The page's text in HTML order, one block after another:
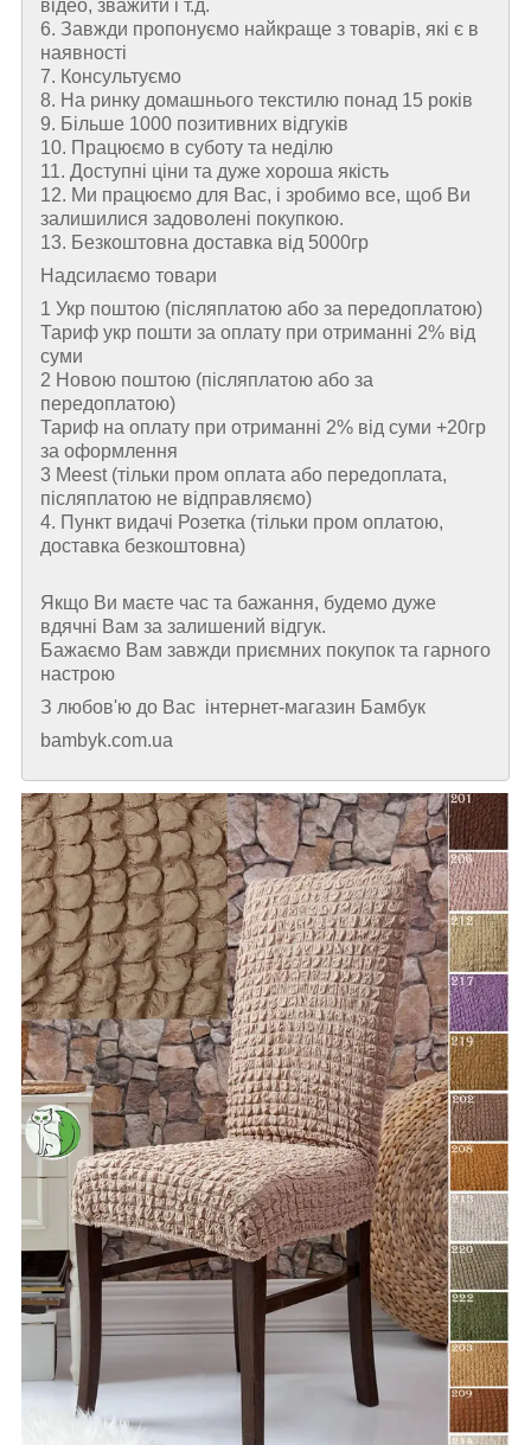
відео, зважити і т.д.
6. Завжди пропонуємо найкраще з товарів, які є в
наявності
7. Консультуємо
8. На ринку домашнього текстилю понад 15 років
9. Більше 1000 позитивних відгуків
10. Працюємо в суботу та неділю
11. Доступні ціни та дуже хороша якість
12. Ми працюємо для Вас, і зробимо все, щоб Ви
залишилися задоволені покупкою.
13. Безкоштовна доставка від 5000гр
Надсилаємо товари
1 Укр поштою (пiсляплатою або за передоплатою)
Тариф укр пошти за оплату при отриманні 2% від
суми
2 Новою поштою (пiсляплатою або за
передоплатою)
Тариф на оплату при отриманні 2% від суми +20гр
за оформлення
3 Meest (тільки пром оплата або передоплата,
післяплатою не відправляємо)
4. Пункт видачі Розетка (тільки пром оплатою,
доставка безкоштовна)
Якщо Ви маєте час та бажання, будемо дуже
вдячні Вам за залишений відгук.
Бажаємо Вам завжди приємних покупок та гарного
настрою
З любов'ю до Вас інтернет-магазин Бамбук
bambyk.com.ua